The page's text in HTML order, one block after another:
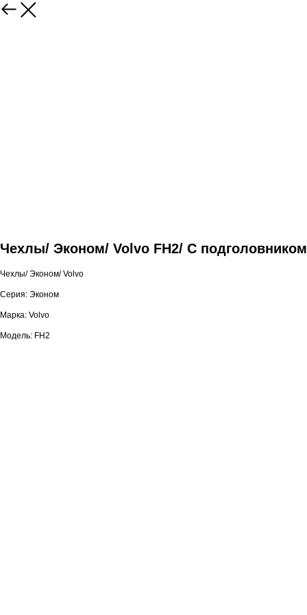
Чехлы/ Эконом/ Volvo FH2/ С подголовником
Чехлы/ Эконом/ Volvo
Серия: Эконом
Марка: Volvo
Модель: FH2